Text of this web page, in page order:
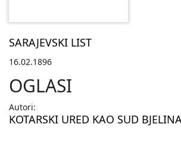
SARAJEVSKI LIST
16.02.1896
OGLASI
Autori:
KOTARSKI URED KAO SUD